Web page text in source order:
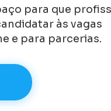
para que
às vagas
e para parcerias.